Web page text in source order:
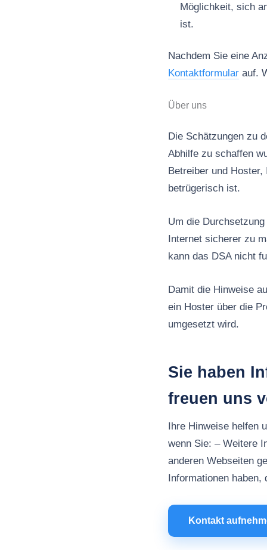
Möglichkeit, sich
ist.
Nachdem Sie eine
Kontaktformular auf.
Über uns
Die Schätzungen zu
Abhilfe zu schaffen
Betreiber und
betrügerisch ist.
Um die
Internet sicherer zu
kann das DSA nicht
Damit die Hinweise
ein Hoster über die
umgesetzt wird.
Sie haben
freuen uns
Ihre Hinweise helfen
wenn Sie: – Weitere
anderen Webseiten
Informationen
Kontakt